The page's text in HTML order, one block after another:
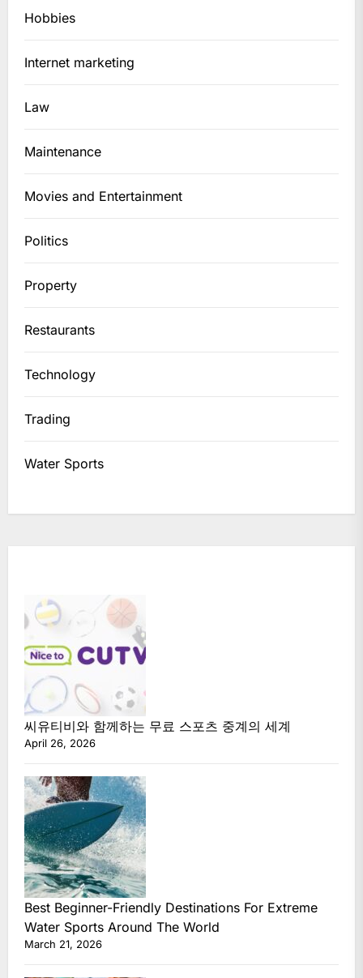
Hobbies
Internet marketing
Law
Maintenance
Movies and Entertainment
Politics
Property
Restaurants
Technology
Trading
Water Sports
씨유티비와 함께하는 무료 스포츠 중계의 세계
April 26, 2026
Best Beginner-Friendly Destinations For Extreme
Water Sports Around The World
March 21, 2026